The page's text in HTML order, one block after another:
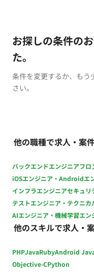
お探しの条件の
た。
条件を変更するか、もう
さい。
他の職種で求人・案
バックエンドエンジニアフロ
iOSエンジニア・Androidエ
インフラエンジニアセキュリ
テストエンジニア・テクニカ
AIエンジニア・機械学習エン
他のスキルで求人・
PHPJavaRubyAndroid
Objective-CPython